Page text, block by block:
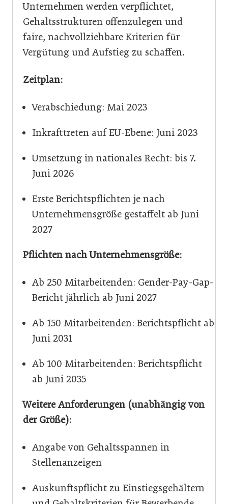
Unternehmen werden verpflichtet,
Gehaltsstrukturen offenzulegen und
faire, nachvollziehbare Kriterien für
Vergütung und Aufstieg zu schaffen.
Zeitplan:
Verabschiedung: Mai 2023
Inkrafttreten auf EU-Ebene: Juni 2023
Umsetzung in nationales Recht: bis 7.
Juni 2026
Erste Berichtspflichten je nach
Unternehmensgröße gestaffelt ab Juni
2027
Pflichten nach Unternehmensgröße:
Ab 250 Mitarbeitenden: Gender-Pay-Gap-
Bericht jährlich ab Juni 2027
Ab 150 Mitarbeitenden: Berichtspflicht ab
Juni 2031
Ab 100 Mitarbeitenden: Berichtspflicht
ab Juni 2035
Weitere Anforderungen (unabhängig von
der Größe):
Angabe von Gehaltsspannen in
Stellenanzeigen
Auskunftspflicht zu Einstiegsgehältern